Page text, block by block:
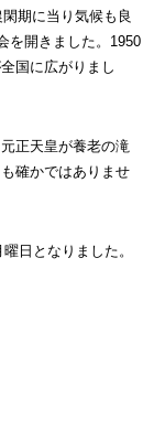
期に当り気候も良
を開きました。1950
国に広がりまし
正天皇が養老の滝
確かではありませ
日となりました。